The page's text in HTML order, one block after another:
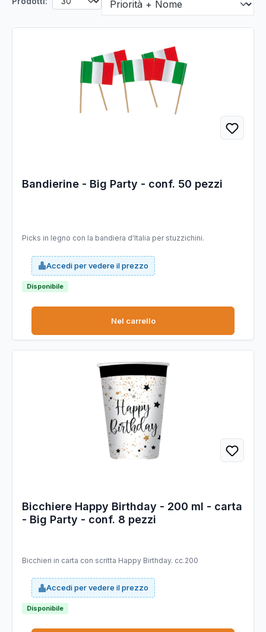
Bandierine - Big Party - conf. 50 pezzi
Picks in legno con la bandiera d'Italia per stuzzichini.
Accedi per vedere il prezzo
Disponibile
Nel carrello
Bicchiere Happy Birthday - 200 ml - carta
- Big Party - conf. 8 pezzi
Bicchieri in carta con scritta Happy Birthday. cc.200
Accedi per vedere il prezzo
Disponibile